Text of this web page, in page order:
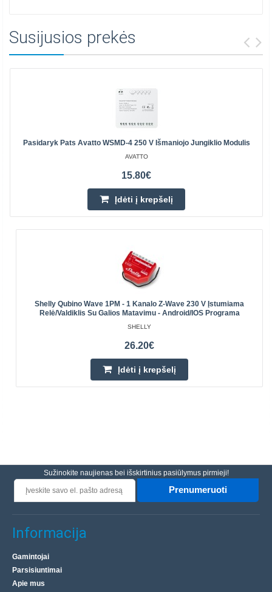
Susijusios prekės
Pasidaryk Pats Avatto WSMD-4 250 V Išmaniojo Jungiklio Modulis
AVATTO
15.80€
Įdėti į krepšelį
Shelly Qubino Wave 1PM - 1 Kanalo Z-Wave 230 V Įstumiama
Relė/valdiklis Su Galios Matavimu - Android/iOS Programa
SHELLY
26.20€
Įdėti į krepšelį
Sužinokite naujienas bei išskirtinius pasiūlymus pirmieji!
Prenumeruoti
Informacija
Gamintojai
Parsisiuntimai
Apie mus